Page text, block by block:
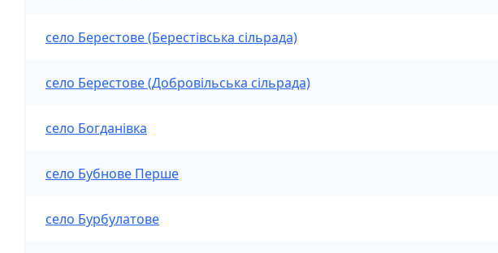
село Берестове (Берестівська сільрада)
село Берестове (Добровільська сільрада)
село Богданівка
село Бубнове Перше
село Бурбулатове